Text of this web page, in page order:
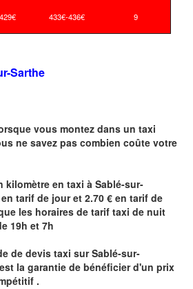
433€-436€ 9
Sarthe
vous montez dans un taxi
ne savez pas combien coûte votre
kilomètre en taxi à Sablé-sur-
tarif de jour et 2.70 € en tarif de
les horaires de tarif taxi de nuit
19h et 7h
de devis taxi sur Sablé-sur-
la garantie de bénéficier d'un prix
.